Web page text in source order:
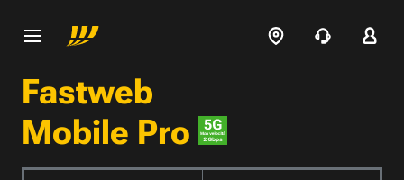
Fastweb
Mobile Pro